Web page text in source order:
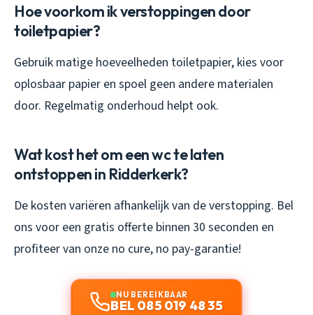
Hoe voorkom ik verstoppingen door
toiletpapier?
Gebruik matige hoeveelheden toiletpapier, kies voor
oplosbaar papier en spoel geen andere materialen
door. Regelmatig onderhoud helpt ook.
Wat kost het om een wc te laten
ontstoppen in Ridderkerk?
De kosten variëren afhankelijk van de verstopping. Bel
ons voor een gratis offerte binnen 30 seconden en
profiteer van onze no cure, no pay-garantie!
NU BEREIKBAAR
BEL 085 019 48 35